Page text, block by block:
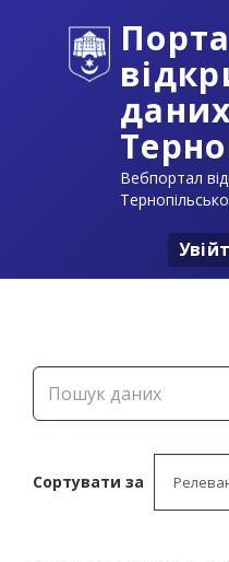
даних
Вебпортал
Сортувати за